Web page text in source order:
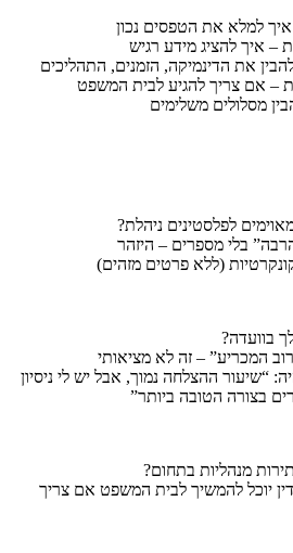
למלא את הטפסים נכון
– איך להציג מידע רגיש
את הדינמיקה, הזמנים, התהליכים
– אם צריך להגיע לבית המשפט
מסלולים משלימים
לפלסטינים ניהלת?
בלי מספרים – היזהר
(ללא פרטים מזהים)
בוועדה?
המכריע” – זה לא מציאותי
“שיעור ההצלחה נמוך, אבל יש לי ניסיון
בצורה הטובה ביותר”
מנהליות בתחום?
יוכל להמשיך לבית המשפט אם צריך